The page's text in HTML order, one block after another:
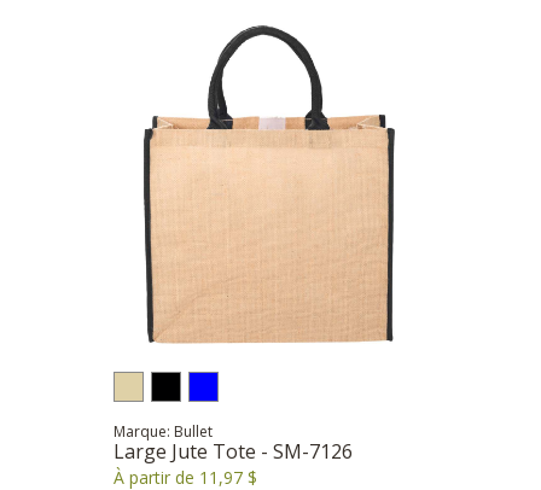
Marque: Bullet
Large Jute Tote - SM-7126
À partir de 11,97 $